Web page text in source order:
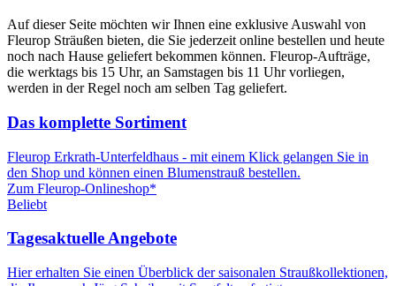
Auf dieser Seite möchten wir Ihnen eine exklusive Auswahl von
Fleurop Sträußen bieten, die Sie jederzeit online bestellen und heute
noch nach Hause geliefert bekommen können. Fleurop-Aufträge,
die werktags bis 15 Uhr, an Samstagen bis 11 Uhr vorliegen,
werden in der Regel noch am selben Tag geliefert.
Das komplette Sortiment
Fleurop Erkrath-Unterfeldhaus - mit einem Klick gelangen Sie in
den Shop und können einen Blumenstrauß bestellen.
Zum Fleurop-Onlineshop*
Beliebt
Tagesaktuelle Angebote
Hier erhalten Sie einen Überblick der saisonalen Straußkollektionen,